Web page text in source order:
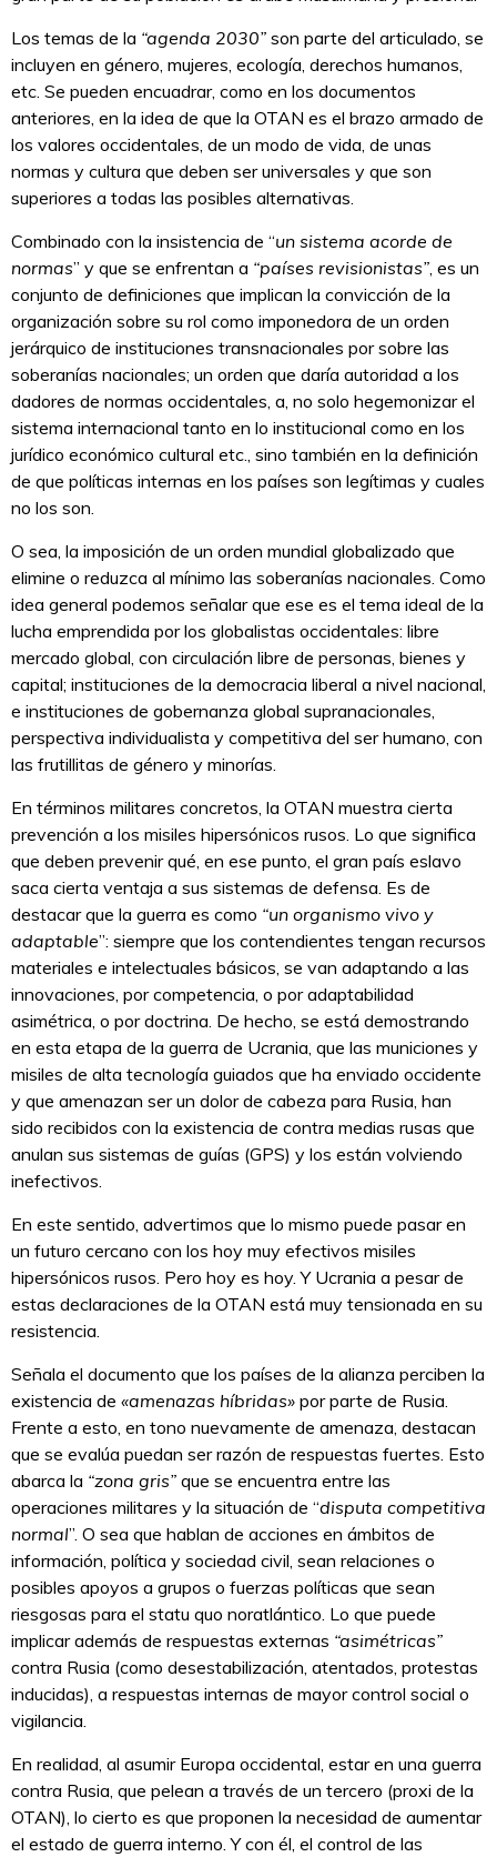
Los temas de la “agenda 2030” son parte del articulado, se
incluyen en género, mujeres, ecología, derechos humanos,
etc. Se pueden encuadrar, como en los documentos
anteriores, en la idea de que la OTAN es el brazo armado de
los valores occidentales, de un modo de vida, de unas
normas y cultura que deben ser universales y que son
superiores a todas las posibles alternativas.
Combinado con la insistencia de “un sistema acorde de
normas” y que se enfrentan a “países revisionistas” , es un
conjunto de definiciones que implican la convicción de la
organización sobre su rol como imponedora de un orden
jerárquico de instituciones transnacionales por sobre las
soberanías nacionales; un orden que daría autoridad a los
dadores de normas occidentales, a, no solo hegemonizar el
sistema internacional tanto en lo institucional como en los
jurídico económico cultural etc., sino también en la definición
de que políticas internas en los países son legítimas y cuales
no los son.
O sea, la imposición de un orden mundial globalizado que
elimine o reduzca al mínimo las soberanías nacionales. Como
idea general podemos señalar que ese es el tema ideal de la
lucha emprendida por los globalistas occidentales: libre
mercado global, con circulación libre de personas, bienes y
capital; instituciones de la democracia liberal a nivel nacional,
e instituciones de gobernanza global supranacionales,
perspectiva individualista y competitiva del ser humano, con
las frutillitas de género y minorías.
En términos militares concretos, la OTAN muestra cierta
prevención a los misiles hipersónicos rusos. Lo que significa
que deben prevenir qué, en ese punto, el gran país eslavo
saca cierta ventaja a sus sistemas de defensa. Es de
destacar que la guerra es como “un organismo vivo y
adaptable”: siempre que los contendientes tengan recursos
materiales e intelectuales básicos, se van adaptando a las
innovaciones, por competencia, o por adaptabilidad
asimétrica, o por doctrina. De hecho, se está demostrando
en esta etapa de la guerra de Ucrania, que las municiones y
misiles de alta tecnología guiados que ha enviado occidente
y que amenazan ser un dolor de cabeza para Rusia, han
sido recibidos con la existencia de contra medias rusas que
anulan sus sistemas de guías (GPS) y los están volviendo
inefectivos.
En este sentido, advertimos que lo mismo puede pasar en
un futuro cercano con los hoy muy efectivos misiles
hipersónicos rusos. Pero hoy es hoy. Y Ucrania a pesar de
estas declaraciones de la OTAN está muy tensionada en su
resistencia.
Señala el documento que los países de la alianza perciben la
existencia de «amenazas híbridas» por parte de Rusia.
Frente a esto, en tono nuevamente de amenaza, destacan
que se evalúa puedan ser razón de respuestas fuertes. Esto
abarca la “zona gris” que se encuentra entre las
operaciones militares y la situación de “disputa competitiva
normal”. O sea que hablan de acciones en ámbitos de
información, política y sociedad civil, sean relaciones o
posibles apoyos a grupos o fuerzas políticas que sean
riesgosas para el statu quo noratlántico. Lo que puede
implicar además de respuestas externas “asimétricas”
contra Rusia (como desestabilización, atentados, protestas
inducidas), a respuestas internas de mayor control social o
vigilancia.
En realidad, al asumir Europa occidental, estar en una guerra
contra Rusia, que pelean a través de un tercero (proxi de la
OTAN), lo cierto es que proponen la necesidad de aumentar
el estado de guerra interno. Y con él, el control de las